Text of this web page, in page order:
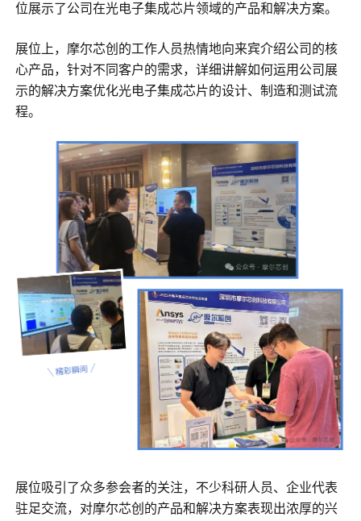
位展示了公司在光电子集成芯片领域的产品和解决方案。
展位上，摩尔芯创的工作人员热情地向来宾介绍公司的核
心产品，针对不同客户的需求，详细讲解如何运用公司展
示的解决方案优化光电子集成芯片的设计、制造和测试流
程。
展位吸引了众多参会者的关注，不少科研人员、企业代表
驻足交流，对摩尔芯创的产品和解决方案表现出浓厚的兴